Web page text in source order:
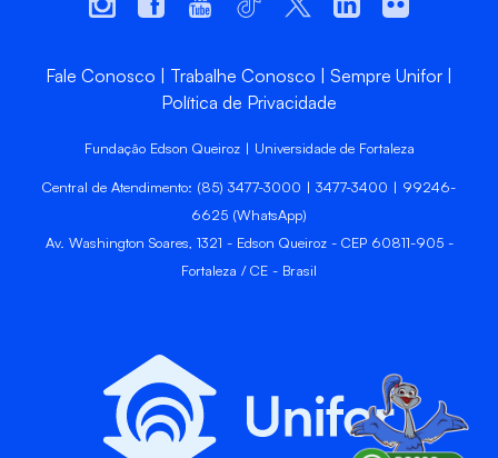
Fale Conosco Trabalhe Conosco
Sempre Unifor
Política de Privacidade
Fundação Edson Queiroz | Universidade de Fortaleza
Central de Atendimento: (85) 3477-3000 | 3477-3400 | 99246-
6625 (WhatsApp)
Av. Washington Soares, 1321 - Edson Queiroz - CEP 60811-905 -
Fortaleza / CE - Brasil